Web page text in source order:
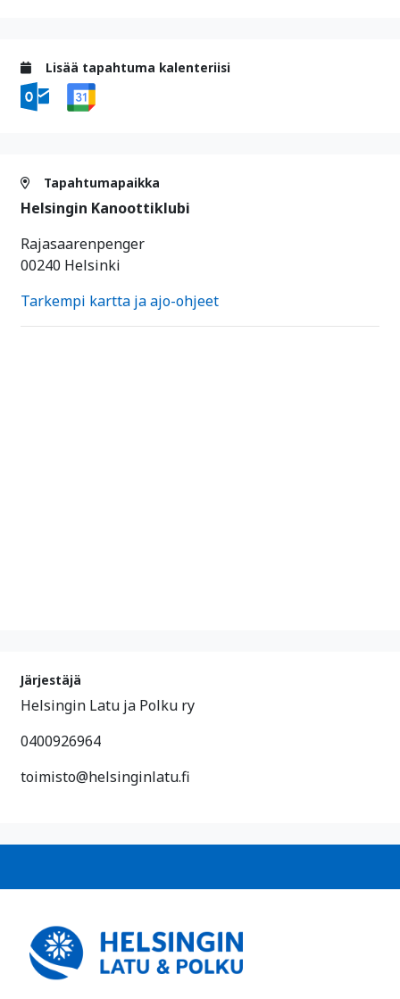
Lisää tapahtuma kalenteriisi
Tapahtumapaikka
Helsingin Kanoottiklubi
Rajasaarenpenger
00240 Helsinki
Tarkempi kartta ja ajo-ohjeet
Järjestäjä
Helsingin Latu ja Polku ry
0400926964
toimisto@helsinginlatu.fi